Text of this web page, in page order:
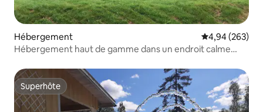
Hébergement Évaluation
4,94 (263)
Hébergement haut de gamme dans un endroit calme
Superhôte
Superhôte